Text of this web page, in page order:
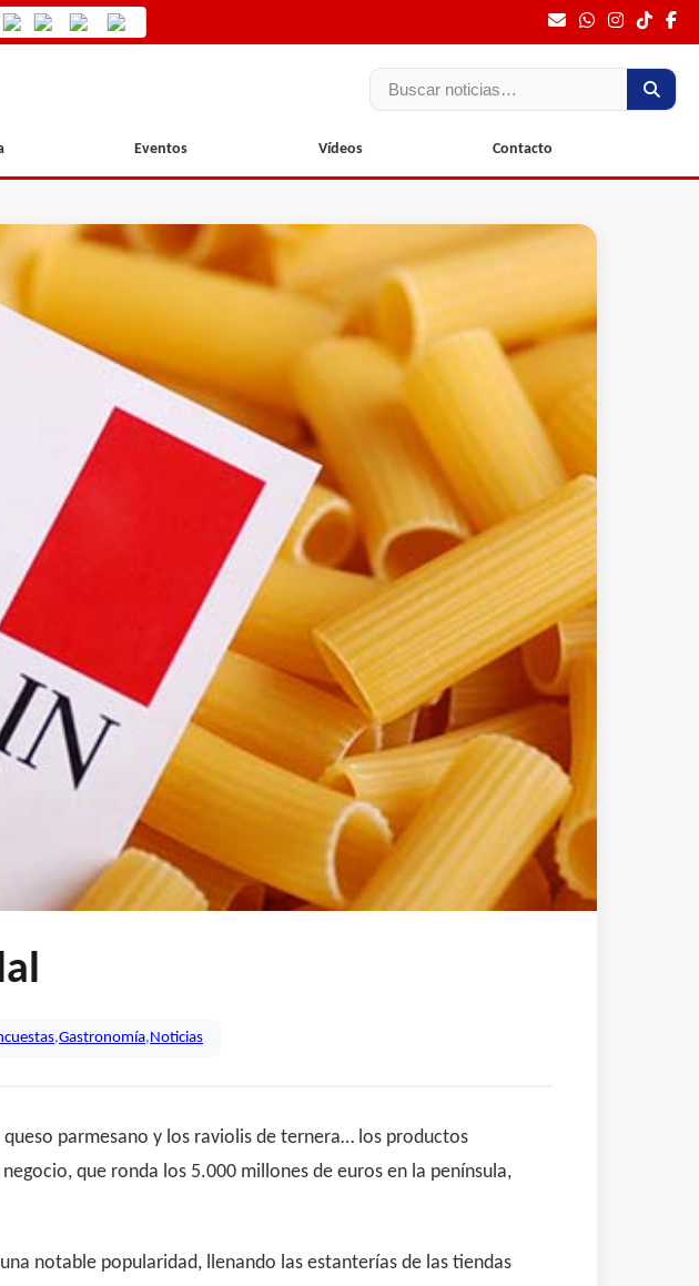
Buscar
Eventos Vídeos Contacto
,Gastronomía,Noticias
parmesano y los raviolis de ternera… los productos
que ronda los 5.000 millones de euros en la península,
notable popularidad, llenando las estanterías de las tiendas